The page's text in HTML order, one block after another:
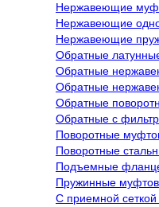
Нержавеющие
Нержавеющие
Нержавеющие
Обратные
Обратные
Обратные
Обратные
Обратные с
Поворотные
Поворотные
Подъемные
Пружинные
С приемной